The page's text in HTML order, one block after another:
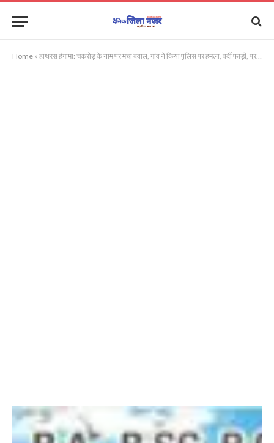
Home » हाथरस हंगामा: चकरोड़ के नाम पर मचा बवाल, गांव ने किया पुलिस पर हमला, वर्दी फाड़ी, प्रधान सहित छह गिरफ्तार